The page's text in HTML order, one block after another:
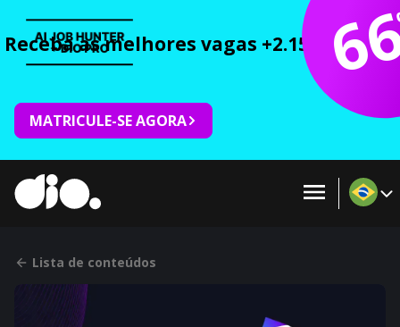
Receba as melhores vagas +2.150 cursos
MATRICULE-SE AGORA
Lista de conteúdos